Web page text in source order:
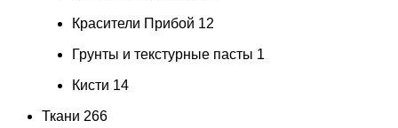
Красители Прибой 12
Грунты и текстурные пасты 1
Кисти 14
Ткани 266